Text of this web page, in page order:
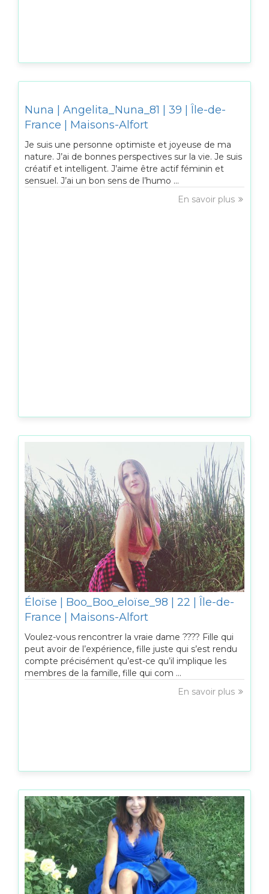
Nuna | Angelita_Nuna_81 | 39 | Île-de-
France | Maisons-Alfort
Je suis une personne optimiste et joyeuse de ma
nature. J’ai de bonnes perspectives sur la vie. Je suis
créatif et intelligent. J’aime être actif féminin et
sensuel. J’ai un bon sens de l’humo ...
En savoir plus
Éloïse | Boo_Boo_eloïse_98 | 22 | Île-de-
France | Maisons-Alfort
Voulez-vous rencontrer la vraie dame ???? Fille qui
peut avoir de l’expérience, fille juste qui s’est rendu
compte précisément qu’est-ce qu’il implique les
membres de la famille, fille qui com ...
En savoir plus